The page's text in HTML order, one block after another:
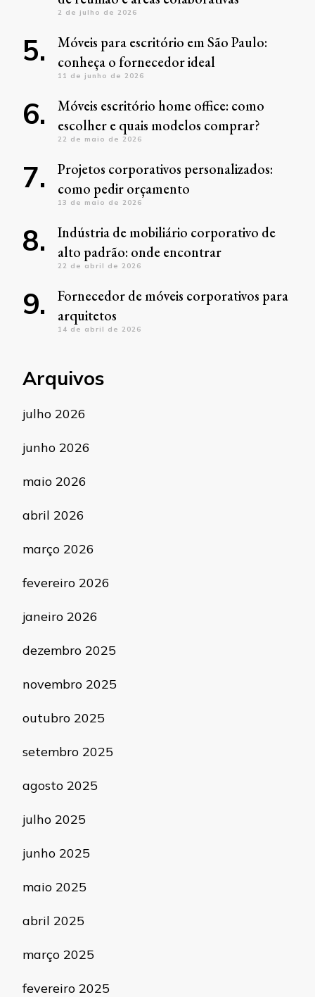
2 de julho de 2026
Móveis para escritório em São Paulo:
conheça o fornecedor ideal
11 de junho de 2026
Móveis escritório home office: como
escolher e quais modelos comprar?
22 de maio de 2026
Projetos corporativos personalizados:
como pedir orçamento
13 de maio de 2026
Indústria de mobiliário corporativo de
alto padrão: onde encontrar
22 de abril de 2026
Fornecedor de móveis corporativos para
arquitetos
14 de abril de 2026
Arquivos
julho 2026
junho 2026
maio 2026
abril 2026
março 2026
fevereiro 2026
janeiro 2026
dezembro 2025
novembro 2025
outubro 2025
setembro 2025
agosto 2025
julho 2025
junho 2025
maio 2025
abril 2025
março 2025
fevereiro 2025